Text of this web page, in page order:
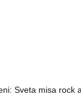
Sveta misa rock